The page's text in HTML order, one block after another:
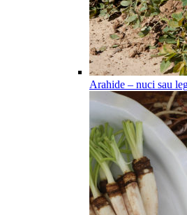
Arahide – nuci sau